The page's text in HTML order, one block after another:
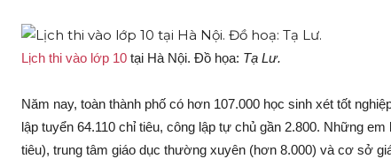
Lịch thi vào lớp 10 tại Hà Nội. Đồ họa: Tạ Lư.
Năm nay, toàn thành phố có hơn 107.000 học sinh xét tốt
lập tuyển 64.110 chỉ tiêu, công lập tự chủ gần 2.800. Những
tiêu), trung tâm giáo dục thường xuyên (hơn 8.000) và cơ sở